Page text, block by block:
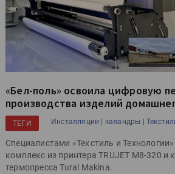
«Бел-поль» освоила цифровую
производства изделий
ТЕГИ Инсталляции | каландры |
Специалистами «Текстиль и
комплекс из принтера TRUJET M8-320 и
термопресса Tural Makina.